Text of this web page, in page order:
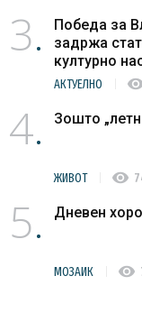
3
Победа за
задржа
културно
АКТУЕЛНО
4 Зошто
ЖИВОТ visibility
5 Дневен
МОЗАИК visibility